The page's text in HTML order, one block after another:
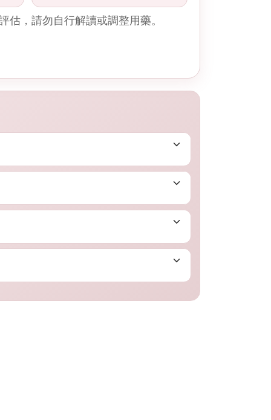
，請勿自行解讀或調整用藥。
偏高或多囊性卵巢症候群，就要特別留意胰島
也可能出現胰島素阻抗，不能只看體重判斷。
只看單一數字就自行下結論或嚇自己一跳。